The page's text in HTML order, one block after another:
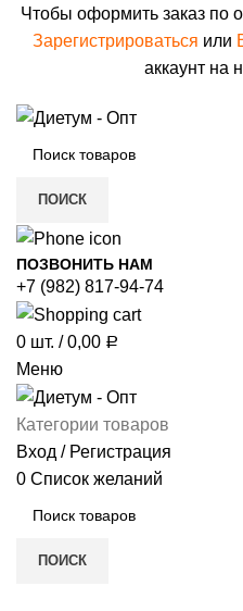
Чтобы оформить заказ по
Зарегистрироваться или
аккаунт на
ПОИСК
ПОЗВОНИТЬ НАМ
+7 (982) 817-94-74
0 шт. / 0,00 Р
Меню
Категории товаров
Вход / Регистрация
0 Список желаний
ПОИСК